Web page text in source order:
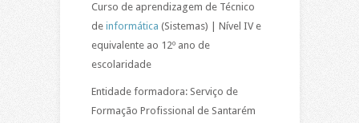
Curso de aprendizagem de Técnico
de informática (Sistemas) | Nível IV e
equivalente ao 12º ano de
escolaridade
Entidade formadora: Serviço de
Formação Profissional de Santarém